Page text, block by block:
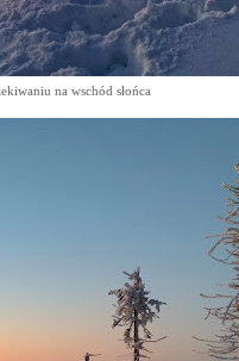
na wschód słońca